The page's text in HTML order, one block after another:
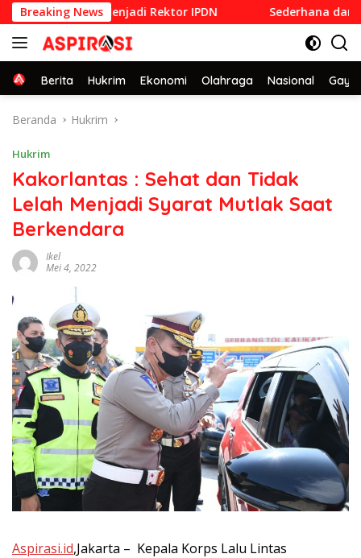
Langsung
ke
konten
Breaking News
Dilantik Menjadi Rektor IPDN Sederhana dan
Home
Berita Hukrim Ekonomi Olahraga Nasional Gaya
Beranda Hukrim
Hukrim
Kakorlantas : Sehat dan Tidak
Lelah Menjadi Syarat Mutlak Saat
Berkendara
Ikel
Mei 4, 2022
Aspirasi.id,Jakarta – Kepala Korps Lalu Lintas